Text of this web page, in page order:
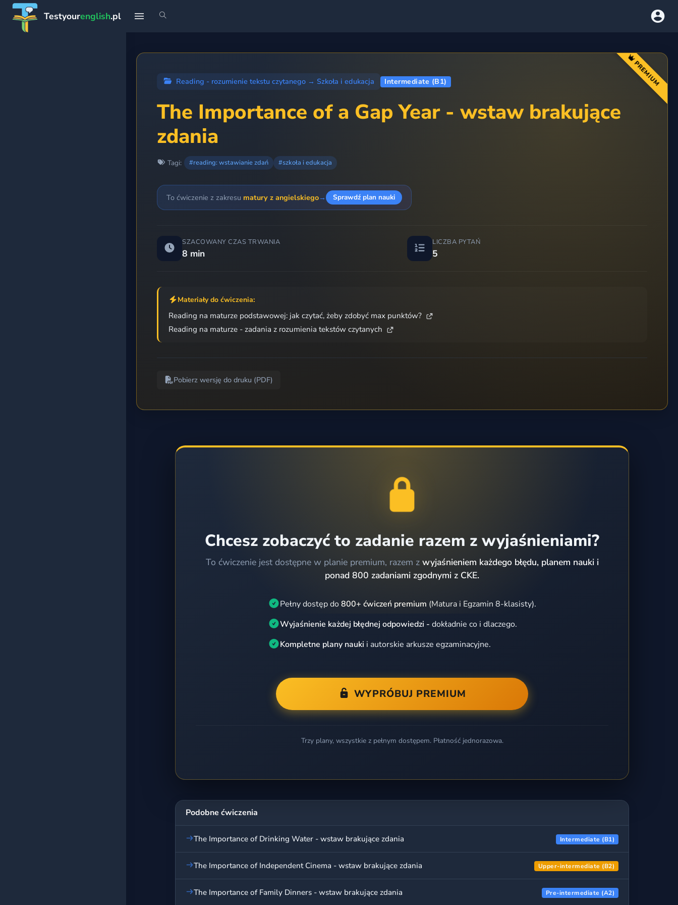
Testyourenglish.pl
PREMIUM
Reading - rozumienie tekstu czytanego → Szkoła i edukacja Intermediate (B1)
The Importance of a Gap Year - wstaw brakujące
zdania
Tagi: #reading: wstawianie zdań #szkoła i edukacja
To ćwiczenie z zakresu matury z angielskiego→ Sprawdź plan nauki
SZACOWANY CZAS TRWANIA
8 min
LICZBA PYTAŃ
5
Materiały do ćwiczenia:
Reading na maturze podstawowej: jak czytać, żeby zdobyć max punktów?
Reading na maturze - zadania z rozumienia tekstów czytanych
Pobierz wersję do druku (PDF)
Chcesz zobaczyć to zadanie razem z wyjaśnieniami?
To ćwiczenie jest dostępne w planie premium, razem z wyjaśnieniem każdego błędu, planem nauki i
ponad 800 zadaniami zgodnymi z CKE.
Pełny dostęp do800+ ćwiczeń premium (Matura i Egzamin 8-klasisty).
Wyjaśnienie każdej błędnej odpowiedzi - dokładnie co i dlaczego.
Kompletne plany nauki i autorskie arkusze egzaminacyjne.
WYPRÓBUJ PREMIUM
Trzy plany, wszystkie z pełnym dostępem. Płatność jednorazowa.
Podobne ćwiczenia
The Importance of Drinking Water - wstaw brakujące zdania Intermediate (B1)
The Importance of Independent Cinema - wstaw brakujące zdania Upper-intermediate (B2)
The Importance of Family Dinners - wstaw brakujące zdania Pre-intermediate (A2)